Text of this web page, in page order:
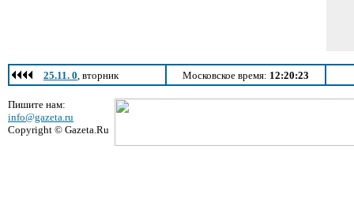
25.11. 0, вторник Московское время: 12:20:23
Пишите нам:
info@gazeta.ru
Copyright © Gazeta.Ru